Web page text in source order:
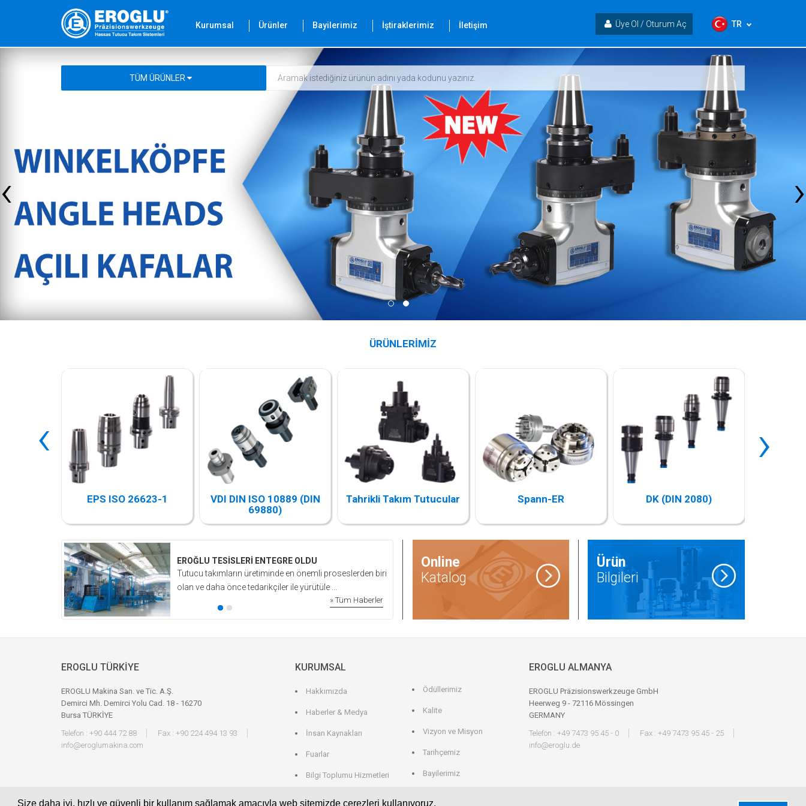
Size daha iyi, hızlı ve güvenli bir kullanım sağlamak amacıyla web sitemizde çerezleri kullanıyoruz.
Kurumsal Ürünler Bayilerimiz İştiraklerimiz İletişim TR
Üye Ol / Oturum Aç
TÜM ÜRÜNLER
‹ ›
ÜRÜNLERİMİZ
EPS ISO 26623-1
VDI DIN ISO 10889 (DIN
69880)
Tahrikli Takım Tutucular Spann-ER DK (DIN 2080)
‹ ›
EROĞLU TESİSLERİ ENTEGRE OLDU
Tutucu takımların üretiminde en önemli proseslerden biri
olan ve daha önce tedarikçiler ile yürütüle ...
» Tüm Haberler
Eroğlu’nun Başarısına Ödül
30 Aralık 2013 tarihinde Ankara Rixos Otel’de düzenlenen
Bilim, Sanayi ve Teknoloji Bakanı Fikri Işı ...
» Tüm Haberler
Online
Katalog
Ürün
Bilgileri
EROGLU TÜRKİYE
EROGLU Makina San. ve Tic. A.Ş.
Demirci Mh. Demirci Yolu Cad. 18 - 16270
Bursa TÜRKİYE
Telefon : +90 444 72 88
Fax : +90 224 494 13 93
info@eroglumakina.com
KURUMSAL
Hakkımızda
Haberler & Medya
İnsan Kaynakları
Fuarlar
Bilgi Toplumu Hizmetleri
Ödüllerimiz
Kalite
Vizyon ve Misyon
Tarihçemiz
Bayilerimiz
EROGLU ALMANYA
EROGLU Präzisionswerkzeuge GmbH
Heerweg 9 - 72116 Mössingen
GERMANY
Telefon : +49 7473 95 45 - 0
Fax : +49 7473 95 45 - 25
info@eroglu.de